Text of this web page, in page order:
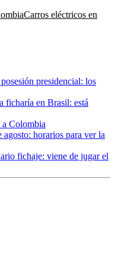
Carros eléctricos en
presidencial: los
ficharía en Brasil: está
Colombia
horarios para ver la
fichaje: viene de jugar el